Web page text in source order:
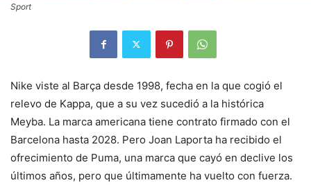
Sport
Nike viste al Barça desde 1998, fecha en la que cogió el
relevo de Kappa, que a su vez sucedió a la histórica
Meyba. La marca americana tiene contrato firmado con el
Barcelona hasta 2028. Pero Joan Laporta ha recibido el
ofrecimiento de Puma, una marca que cayó en declive los
últimos años, pero que últimamente ha vuelto con fuerza.